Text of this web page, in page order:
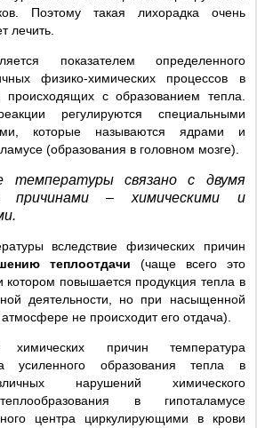
Поэтому такая лихорадка очень
лечить.
показателем определенного
физико-химических процессов в
происходящих с образованием тепла.
регулируются специальными
которые называются ядрами и
(образования в головном мозге).
температуры связано с двумя
причинами – химическими и
вследствие физических причин
теплоотдачи (чаще всего это
котором повышается продукция тепла в
деятельности, но при насыщенной
не происходит его отдача).
причин температура
усиленного образования тепла в
нарушений химического
в гипоталамусе
центра циркулирующими в крови